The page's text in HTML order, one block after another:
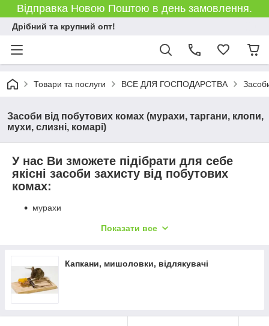
Відправка Новою Поштою в день замовлення.
Дрібний та крупний опт!
Товари та послуги ВСЕ ДЛЯ ГОСПОДАРСТВА
Засоби від побутових комах (мурахи, таргани, клопи,
мухи, слизні, комарі)
У нас Ви зможете підібрати для себе
якісні засоби захисту від побутових
комах:
мурахи
мухи
осі
Показати все
Капкани, мишоловки, відлякувачі